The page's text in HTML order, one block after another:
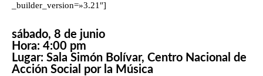
_builder_version=»3.21″]
sábado, 8 de junio
Hora: 4:00 pm
Lugar: Sala Simón Bolívar, Centro Nacional de
Acción Social por la Música